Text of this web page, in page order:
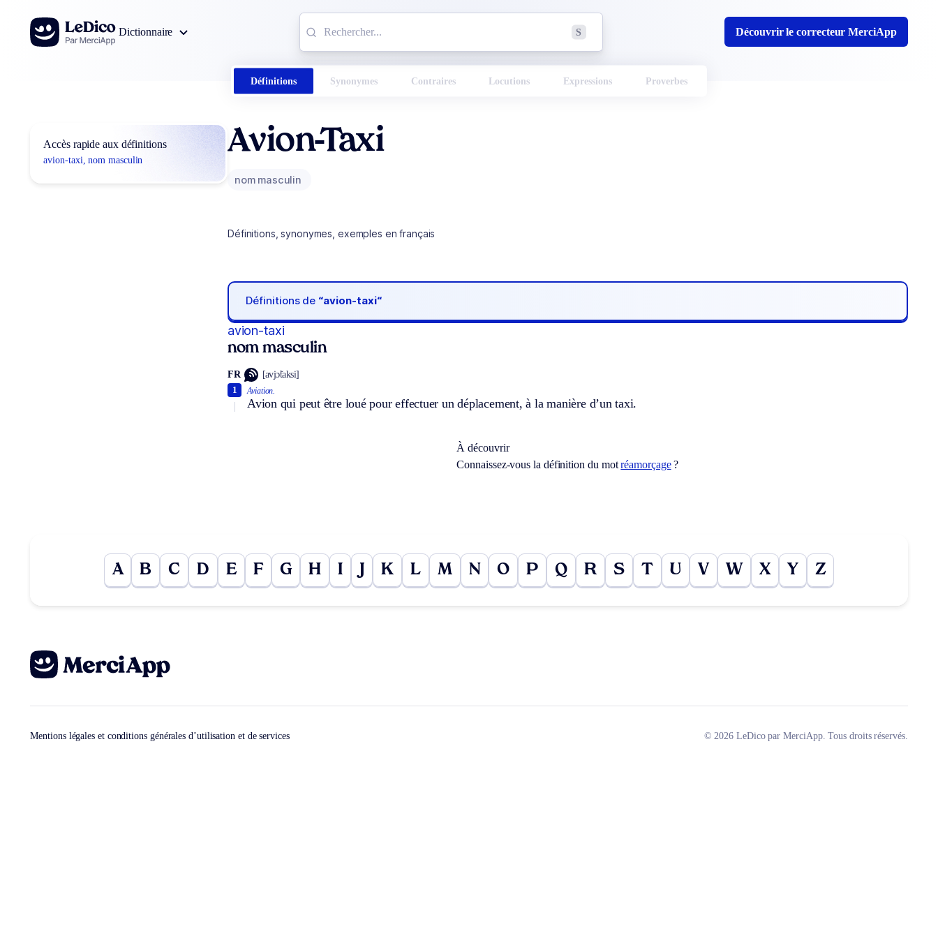
Aller au contenu
Dictionnaire
S Découvrir le correcteur MerciApp
Définitions Synonymes Contraires Locutions Expressions Proverbes
Accès rapide aux définitions
avion-taxi, nom masculin
Avion-Taxi
nom masculin
Définitions, synonymes, exemples en français
Définitions de “avion-taxi“
avion-taxi
nom masculin
FR [avjɔ̃taksi]
Aviation.
Avion qui peut être loué pour effectuer un déplacement, à la manière d’un taxi.
1
À découvrir
Connaissez-vous la définition du motréamorçage?
A B C D E F G H I K L M N O P Q R S T U V W X Y Z
Mentions légales et conditions générales d’utilisation et de services © 2026 LeDico par MerciApp. Tous droits réservés.